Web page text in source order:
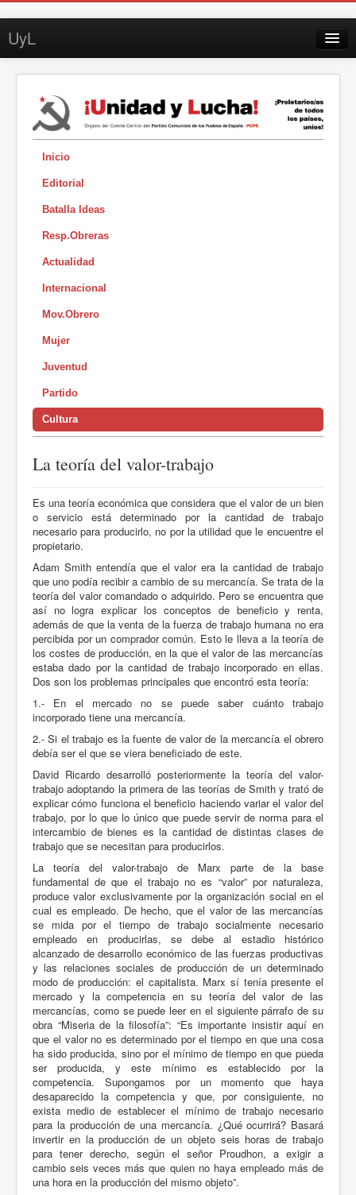
UyL
Suscripción
Sobre UyL
Edición impresa
Buscar
Inicio
Editorial
Batalla Ideas
Resp.Obreras
Actualidad
Internacional
Mov.Obrero
Mujer
Juventud
Partido
Cultura
La teoría del valor-trabajo
Es una teoría económica que considera que el valor de un bien
o servicio está determinado por la cantidad de trabajo
necesario para producirlo, no por la utilidad que le encuentre el
propietario.
Adam Smith entendía que el valor era la cantidad de trabajo
que uno podía recibir a cambio de su mercancía. Se trata de la
teoría del valor comandado o adquirido. Pero se encuentra que
así no logra explicar los conceptos de beneficio y renta,
además de que la venta de la fuerza de trabajo humana no era
percibida por un comprador común. Esto le lleva a la teoría de
los costes de producción, en la que el valor de las mercancías
estaba dado por la cantidad de trabajo incorporado en ellas.
Dos son los problemas principales que encontró esta teoría:
1.- En el mercado no se puede saber cuánto trabajo
incorporado tiene una mercancía.
2.- Si el trabajo es la fuente de valor de la mercancía el obrero
debía ser el que se viera beneficiado de este.
David Ricardo desarrolló posteriormente la teoría del valor-
trabajo adoptando la primera de las teorías de Smith y trató de
explicar cómo funciona el beneficio haciendo variar el valor del
trabajo, por lo que lo único que puede servir de norma para el
intercambio de bienes es la cantidad de distintas clases de
trabajo que se necesitan para producirlos.
La teoría del valor-trabajo de Marx parte de la base
fundamental de que el trabajo no es “valor” por naturaleza,
produce valor exclusivamente por la organización social en el
cual es empleado. De hecho, que el valor de las mercancías
se mida por el tiempo de trabajo socialmente necesario
empleado en producirlas, se debe al estadio histórico
alcanzado de desarrollo económico de las fuerzas productivas
y las relaciones sociales de producción de un determinado
modo de producción: el capitalista. Marx sí tenía presente el
mercado y la competencia en su teoría del valor de las
mercancías, como se puede leer en el siguiente párrafo de su
obra “Miseria de la filosofía”: “Es importante insistir aquí en
que el valor no es determinado por el tiempo en que una cosa
ha sido producida, sino por el mínimo de tiempo en que pueda
ser producida, y este mínimo es establecido por la
competencia. Supongamos por un momento que haya
desaparecido la competencia y que, por consiguiente, no
exista medio de establecer el mínimo de trabajo necesario
para la producción de una mercancía. ¿Qué ocurrirá? Basará
invertir en la producción de un objeto seis horas de trabajo
para tener derecho, según el señor Proudhon, a exigir a
cambio seis veces más que quien no haya empleado más de
una hora en la producción del mismo objeto”.